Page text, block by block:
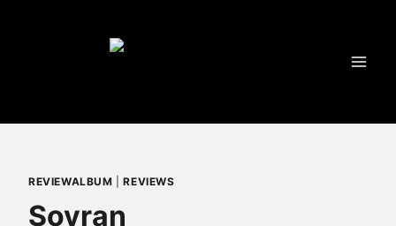
REVIEWALBUM |REVIEWS
Sovran